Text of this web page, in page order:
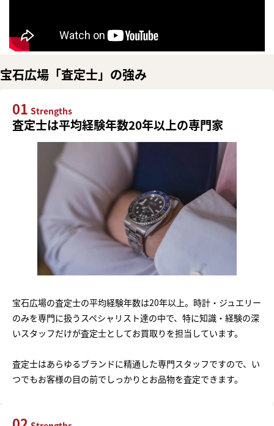
宝石広場「査定士」の強み
01 Strengths
査定士は平均経験年数20年以上の専門家
宝石広場の査定士の平均経験年数は20年以上。時計・ジュエリー
のみを専門に扱うスペシャリスト達の中で、特に知識・経験の深
いスタッフだけが査定士としてお買取りを担当しています。
査定士はあらゆるブランドに精通した専門スタッフですので、い
つでもお客様の目の前でしっかりとお品物を査定できます。